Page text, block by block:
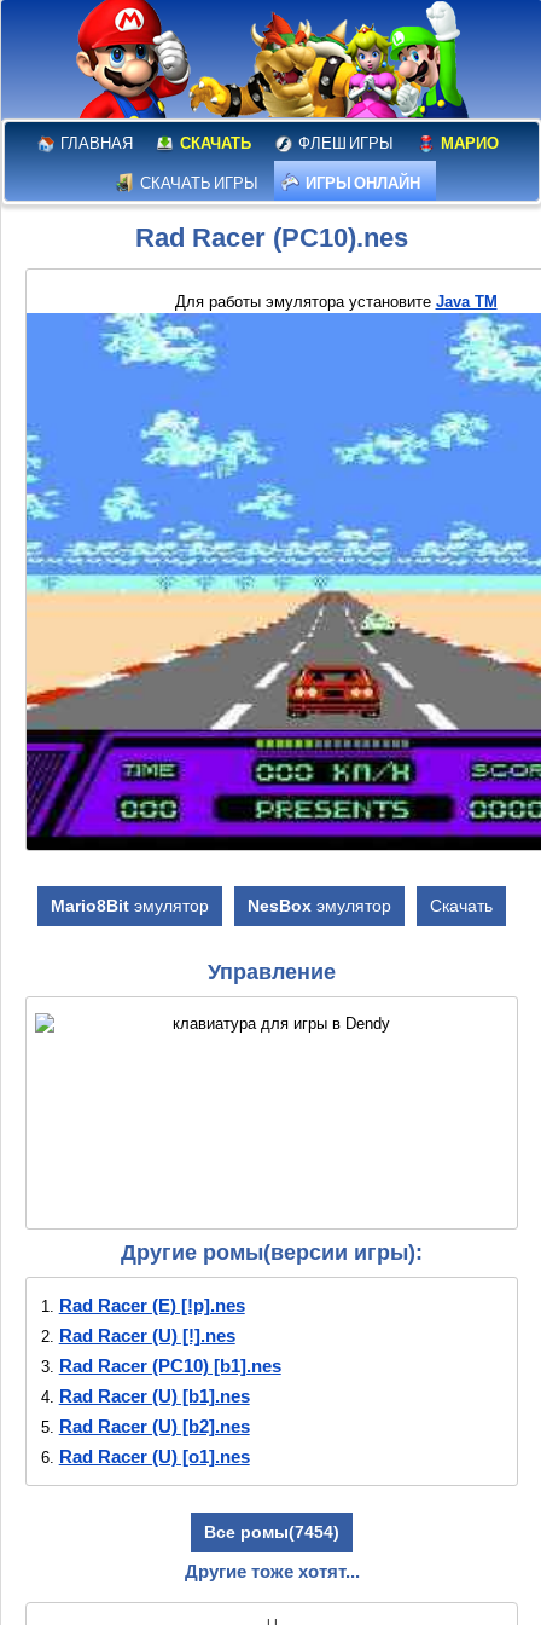
ГЛАВНАЯ СКАЧАТЬ ФЛЕШ ИГРЫ МАРИО
СКАЧАТЬ ИГРЫ ИГРЫ ОНЛАЙН
Rad Racer (PC10).nes
Для работы эмулятора установите Java TM
Mario8Bit эмулятор NesBox эмулятор Скачать
Управление
Другие ромы(версии игры):
1. Rad Racer (E) [!p].nes
2. Rad Racer (U) [!].nes
3. Rad Racer (PC10) [b1].nes
4. Rad Racer (U) [b1].nes
5. Rad Racer (U) [b2].nes
6. Rad Racer (U) [o1].nes
Все ромы(7454)
Другие тоже хотят...